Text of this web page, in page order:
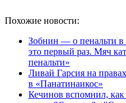
Похожие новости:
Зобнин — о пенальти
это первый раз. Мяч
пенальти»
Ливай Гарсия на
в «Панатинаикос»
Кечинов вспомнил, как